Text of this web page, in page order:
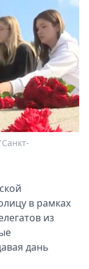
в рамках
из
дань